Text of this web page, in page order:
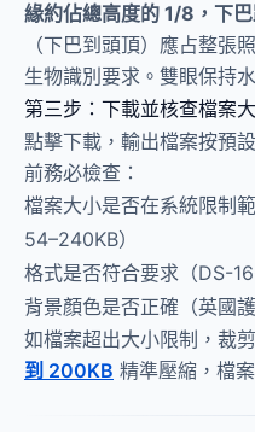
緣約佔總高度的 1/8，下
（下巴到頭頂）應占整張
生物識別要求。雙眼保持
第三步：下載並核查檔案
點擊下載，輸出檔案按預
前務必檢查：
檔案大小是否在系統限制
54–240KB）
格式是否符合要求（DS-
背景顏色是否正確（英國
如檔案超出大小限制，裁
到 200KB 精準壓縮，檔